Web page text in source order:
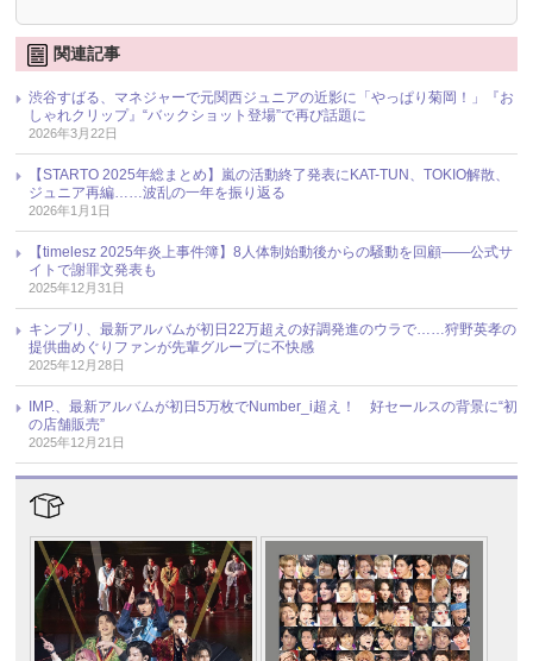
関連記事
渋谷すばる、マネジャーで元関西ジュニアの近影に「やっぱり菊岡！」『お
しゃれクリップ』“バックショット登場”で再び話題に
2026年3月22日
【STARTO 2025年総まとめ】嵐の活動終了発表にKAT-TUN、TOKIO解散、
ジュニア再編……波乱の一年を振り返る
2026年1月1日
【timelesz 2025年炎上事件簿】8人体制始動後からの騒動を回顧――公式サ
イトで謝罪文発表も
2025年12月31日
キンプリ、最新アルバムが初日22万超えの好調発進のウラで……狩野英孝の
提供曲めぐりファンが先輩グループに不快感
2025年12月28日
IMP.、最新アルバムが初日5万枚でNumber_i超え！ 好セールスの背景に“初
の店舗販売”
2025年12月21日